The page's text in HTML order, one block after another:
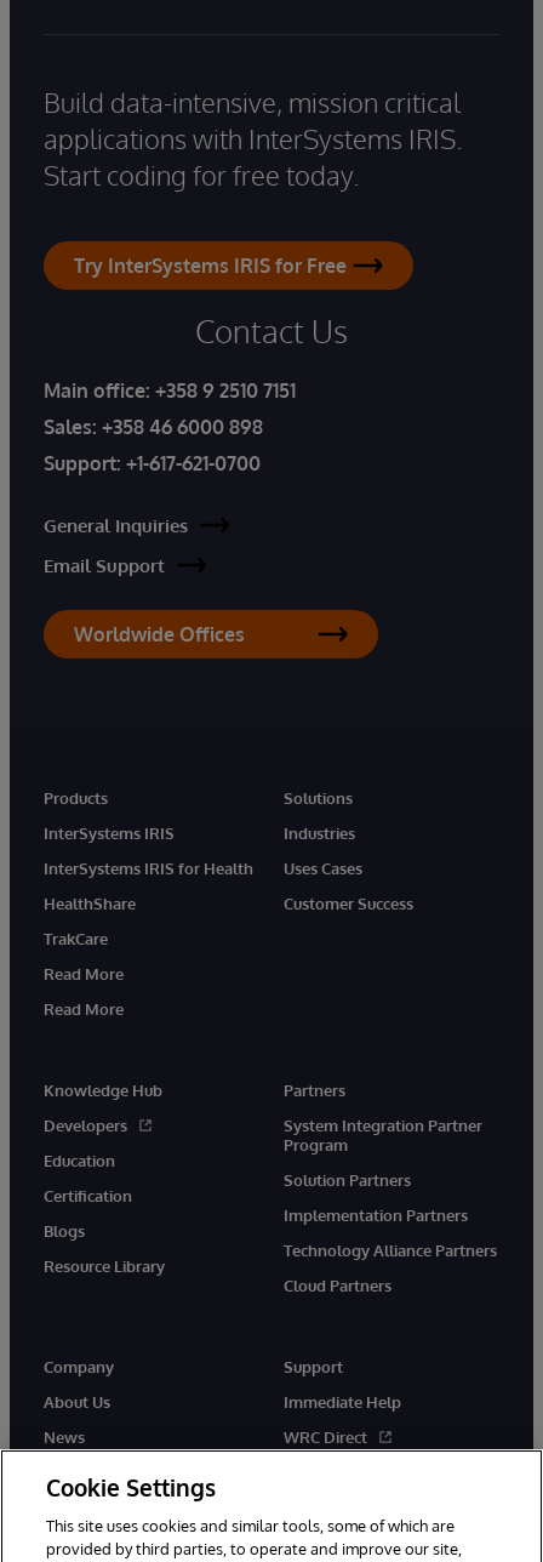
Build data-intensive, mission critical
applications with InterSystems IRIS.
Start coding for free today.
Try InterSystems IRIS for Free
Contact Us
Main office: +358 9 2510 7151
Sales: +358 46 6000 898
Support: +1-617-621-0700
General Inquiries
Email Support
Worldwide Offices
Products
InterSystems IRIS
InterSystems IRIS for Health
HealthShare
TrakCare
Read More
Read More
Solutions
Industries
Uses Cases
Customer Success
Knowledge Hub
Developers
Education
Certification
Blogs
Resource Library
Partners
System Integration Partner
Program
Solution Partners
Implementation Partners
Technology Alliance Partners
Cloud Partners
Company
About Us
News
Support
Immediate Help
WRC Direct
Cookie Settings
This site uses cookies and similar tools, some of which are
provided by third parties, to operate and improve our site,